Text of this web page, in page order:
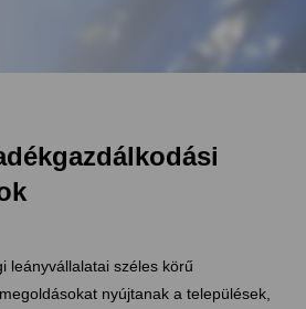
leányvállalatai széles körű
nyújtanak a települések,